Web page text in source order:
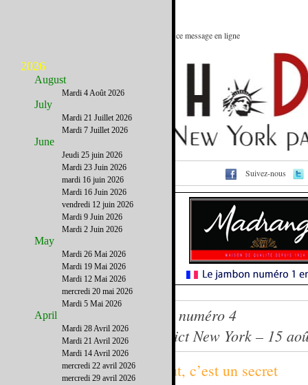
Le meilleur des Etats-Unis : Voir ce message en ligne
Consulter l’annuaire Suivez-nous
Best of de l’été à New York numéro 4
Le journal du French District New York – 15
Chut, c’est un secret
2026
August
Mardi 4 Août 2026
July
Mardi 21 Juillet 2026
Mardi 7 Juillet 2026
June
Jeudi 25 juin 2026
Mardi 23 Juin 2026
mardi 16 juin 2026
Mardi 16 Juin 2026
vendredi 12 juin 2026
Mardi 9 Juin 2026
Mardi 2 Juin 2026
May
Mardi 26 Mai 2026
Mardi 19 Mai 2026
Mardi 12 Mai 2026
mercredi 20 mai 2026
Mardi 5 Mai 2026
April
Mardi 28 Avril 2026
Mardi 21 Avril 2026
Mardi 14 Avril 2026
mercredi 22 avril 2026
mercredi 29 avril 2026